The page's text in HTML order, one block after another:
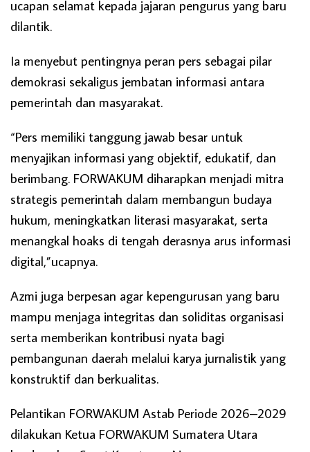
ucapan selamat kepada jajaran pengurus yang baru
dilantik.
Ia menyebut pentingnya peran pers sebagai pilar
demokrasi sekaligus jembatan informasi antara
pemerintah dan masyarakat.
“Pers memiliki tanggung jawab besar untuk
menyajikan informasi yang objektif, edukatif, dan
berimbang. FORWAKUM diharapkan menjadi mitra
strategis pemerintah dalam membangun budaya
hukum, meningkatkan literasi masyarakat, serta
menangkal hoaks di tengah derasnya arus informasi
digital,”ucapnya.
Azmi juga berpesan agar kepengurusan yang baru
mampu menjaga integritas dan soliditas organisasi
serta memberikan kontribusi nyata bagi
pembangunan daerah melalui karya jurnalistik yang
konstruktif dan berkualitas.
Pelantikan FORWAKUM Astab Periode 2026–2029
dilakukan Ketua FORWAKUM Sumatera Utara